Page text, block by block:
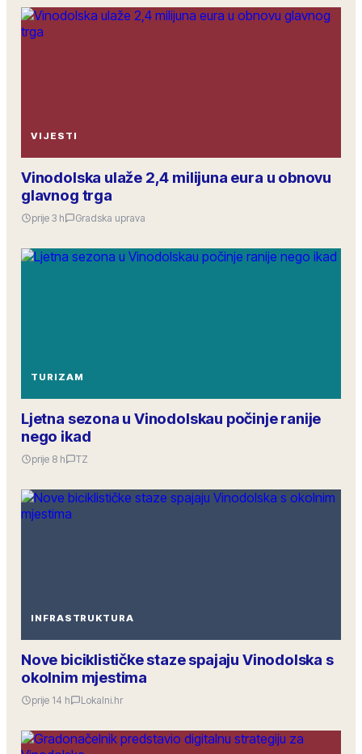
VIJESTI
Vinodolska ulaže 2,4 milijuna eura u obnovu
glavnog trga
prije 3 h Gradska uprava
TURIZAM
Ljetna sezona u Vinodolskau počinje ranije
nego ikad
prije 8 h TZ
INFRASTRUKTURA
Nove biciklističke staze spajaju Vinodolska s
okolnim mjestima
prije 14 h Lokalni.hr